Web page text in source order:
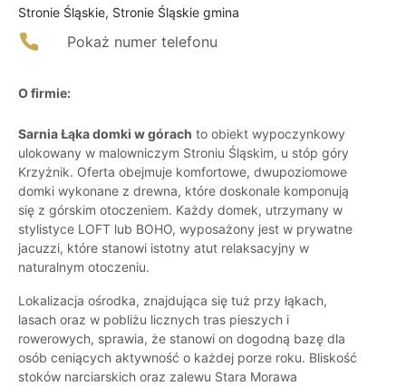
Stronie Śląskie, Stronie Śląskie gmina
Pokaż numer telefonu
O firmie:
Sarnia Łąka domki w górach to obiekt wypoczynkowy
ulokowany w malowniczym Stroniu Śląskim, u stóp góry
Krzyżnik. Oferta obejmuje komfortowe, dwupoziomowe
domki wykonane z drewna, które doskonale komponują
się z górskim otoczeniem. Każdy domek, utrzymany w
stylistyce LOFT lub BOHO, wyposażony jest w prywatne
jacuzzi, które stanowi istotny atut relaksacyjny w
naturalnym otoczeniu.
Lokalizacja ośrodka, znajdująca się tuż przy łąkach,
lasach oraz w pobliżu licznych tras pieszych i
rowerowych, sprawia, że stanowi on dogodną bazę dla
osób ceniących aktywność o każdej porze roku. Bliskość
stoków narciarskich oraz zalewu Stara Morawa